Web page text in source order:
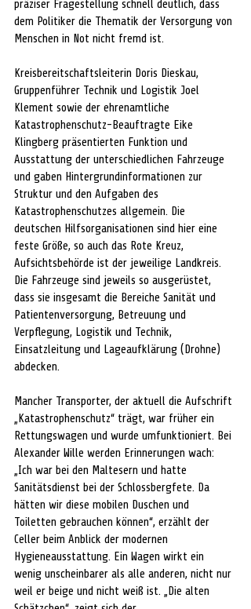
präziser Fragestellung schnell deutlich, dass
dem Politiker die Thematik der Versorgung von
Menschen in Not nicht fremd ist.
Kreisbereitschaftsleiterin Doris Dieskau,
Gruppenführer Technik und Logistik Joel
Klement sowie der ehrenamtliche
Katastrophenschutz-Beauftragte Eike
Klingberg präsentierten Funktion und
Ausstattung der unterschiedlichen Fahrzeuge
und gaben Hintergrundinformationen zur
Struktur und den Aufgaben des
Katastrophenschutzes allgemein. Die
deutschen Hilfsorganisationen sind hier eine
feste Größe, so auch das Rote Kreuz,
Aufsichtsbehörde ist der jeweilige Landkreis.
Die Fahrzeuge sind jeweils so ausgerüstet,
dass sie insgesamt die Bereiche Sanität und
Patientenversorgung, Betreuung und
Verpflegung, Logistik und Technik,
Einsatzleitung und Lageaufklärung (Drohne)
abdecken.
Mancher Transporter, der aktuell die Aufschrift
„Katastrophenschutz“ trägt, war früher ein
Rettungswagen und wurde umfunktioniert. Bei
Alexander Wille werden Erinnerungen wach:
„Ich war bei den Maltesern und hatte
Sanitätsdienst bei der Schlossbergfete. Da
hätten wir diese mobilen Duschen und
Toiletten gebrauchen können“, erzählt der
Celler beim Anblick der modernen
Hygieneausstattung. Ein Wagen wirkt ein
wenig unscheinbarer als alle anderen, nicht nur
weil er beige und nicht weiß ist. „Die alten